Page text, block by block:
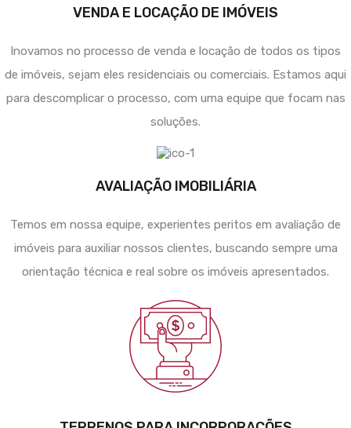
VENDA E LOCAÇÃO DE IMÓVEIS
Inovamos no processo de venda e locação de todos os tipos
de imóveis, sejam eles residenciais ou comerciais. Estamos aqui
para descomplicar o processo, com uma equipe que focam nas
soluções.
AVALIAÇÃO IMOBILIÁRIA
Temos em nossa equipe, experientes peritos em avaliação de
imóveis para auxiliar nossos clientes, buscando sempre uma
orientação técnica e real sobre os imóveis apresentados.